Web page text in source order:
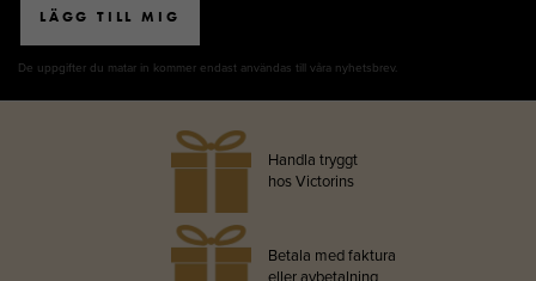
LÄGG TILL MIG
De uppgifter du matar in kommer endast användas till våra nyhetsbrev.
Handla tryggt
hos Victorins
Betala med faktura